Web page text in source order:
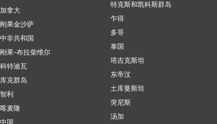
加拿大
刚果金沙萨
中非共和国
刚果-布拉柴维尔
科特迪瓦
库克群岛
智利
喀麦隆
中国
特克斯和凯科斯群岛
乍得
多哥
泰国
塔吉克斯坦
东帝汶
土库曼斯坦
突尼斯
汤加